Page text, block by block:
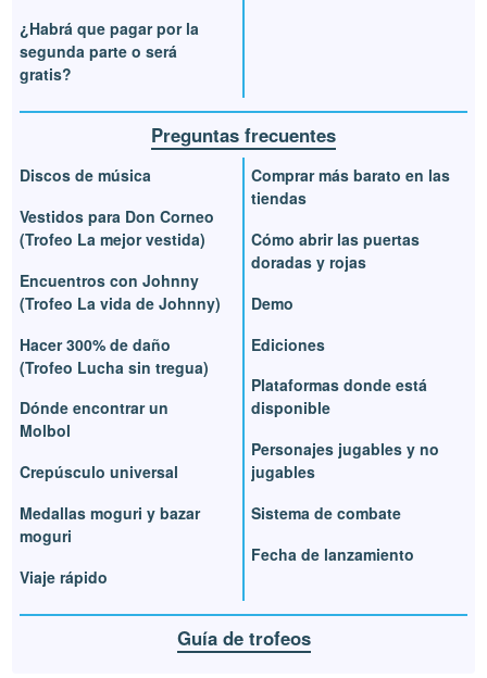
¿Habrá que pagar por la
segunda parte o será
gratis?
Preguntas frecuentes
Discos de música
Vestidos para Don Corneo
(Trofeo La mejor vestida)
Encuentros con Johnny
(Trofeo La vida de Johnny)
Hacer 300% de daño
(Trofeo Lucha sin tregua)
Dónde encontrar un
Molbol
Crepúsculo universal
Medallas moguri y bazar
moguri
Viaje rápido
Comprar más barato en las
tiendas
Cómo abrir las puertas
doradas y rojas
Demo
Ediciones
Plataformas donde está
disponible
Personajes jugables y no
jugables
Sistema de combate
Fecha de lanzamiento
Guía de trofeos